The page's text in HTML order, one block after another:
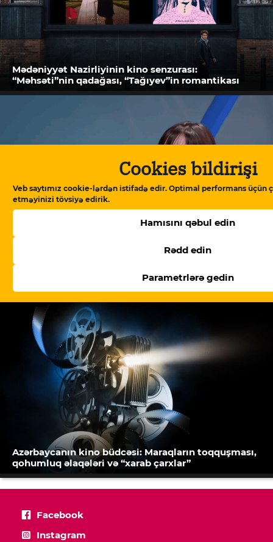
Cookies bildirişi
Veb saytımız cookie-lərdən istifadə edir. Optimal performans üçün
etməyinizi tövsiyə edirik.
Hamısını qəbul edin
Rədd edin
Parametrlərə gedin
Mədəniyyət Nazirliyinin kino senzurası:
“Məhsəti”nin qadağası, “Tağıyev”in romantikası
Mehriban Xanlarova: “Mehriban Ələkbərzadə
Prezident Administrasiyasındakı rəfiqəsinə
Azərbaycanın kino büdcəsi: Maraqların toqquşması,
qohumluq əlaqələri və “xarab çarxlar”
Facebook
Instagram